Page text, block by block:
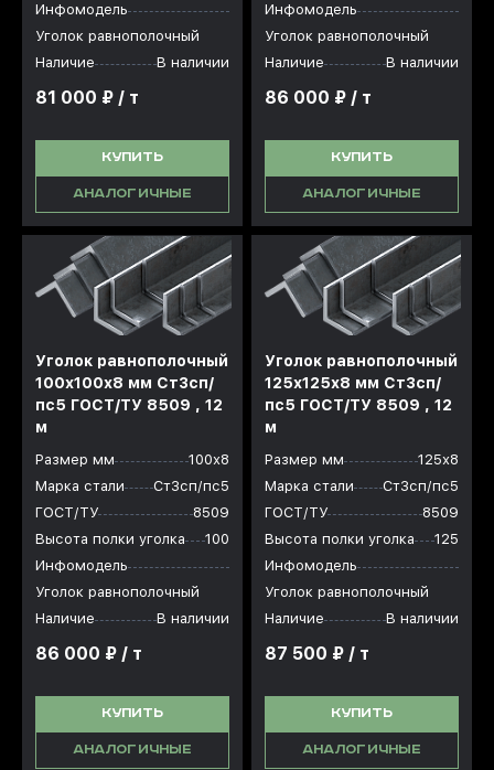
Инфомодель
Уголок равнополочный
Наличие
В наличии
81 000 ₽ / т
КУПИТЬ
АНАЛОГИЧНЫЕ
Инфомодель
Уголок равнополочный
Наличие
В наличии
86 000 ₽ / т
КУПИТЬ
АНАЛОГИЧНЫЕ
Уголок равнополочный
100x100x8 мм Ст3сп/
пс5 ГОСТ/ТУ 8509 , 12
м
Размер мм
100х8
Марка стали
Ст3сп/пс5
ГОСТ/ТУ
8509
Высота полки уголка
100
Инфомодель
Уголок равнополочный
Наличие
В наличии
86 000 ₽ / т
КУПИТЬ
АНАЛОГИЧНЫЕ
Уголок равнополочный
125x125x8 мм Ст3сп/
пс5 ГОСТ/ТУ 8509 , 12
м
Размер мм
125х8
Марка стали
Ст3сп/пс5
ГОСТ/ТУ
8509
Высота полки уголка
125
Инфомодель
Уголок равнополочный
Наличие
В наличии
87 500 ₽ / т
КУПИТЬ
АНАЛОГИЧНЫЕ